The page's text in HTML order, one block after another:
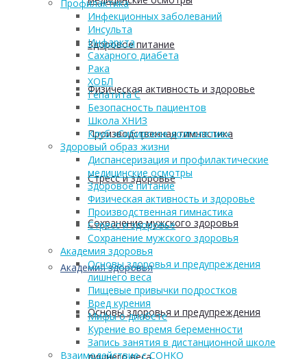
Здоровое питание
Физическая активность и здоровье
Производственная гимнастика
Стресс и здоровье
Сохранение мужского здоровья
Академия здоровья
Основы здоровья и предупреждения
Профилактика
Инфекционных заболеваний
Инсульта
Инфаркта
Сахарного диабета
Рака
ХОБЛ
Гепатита С
Безопасность пациентов
Школа ХНИЗ
Клуб «Сибирское долголетие»
Здоровый образ жизни
Диспансеризация и профилактические
медицинские осмотры
Здоровое питание
Физическая активность и здоровье
Производственная гимнастика
Стресс и здоровье
Сохранение мужского здоровья
Академия здоровья
Основы здоровья и предупреждения
лишнего веса
Пищевые привычки подростков
Вред курения
Мифы о диабете
Курение во время беременности
Запись занятия в дистанционной школе
Взаимодействие с СОНКО